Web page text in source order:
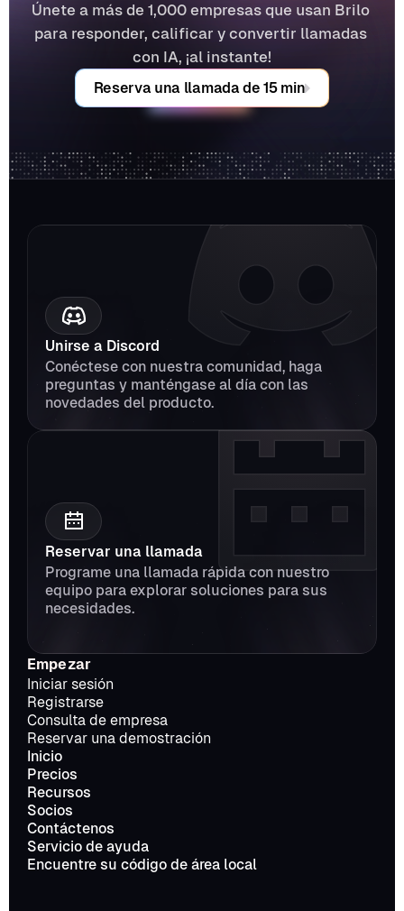
Únete a más de 1,000 empresas que usan Brilo
para responder, calificar y convertir llamadas
con IA, ¡al instante!
Reserva una llamada de 15 min
Unirse a Discord
Conéctese con nuestra comunidad, haga
preguntas y manténgase al día con las
novedades del producto.
Reservar una llamada
Programe una llamada rápida con nuestro
equipo para explorar soluciones para sus
necesidades.
Empezar
Iniciar sesión
Registrarse
Consulta de empresa
Reservar una demostración
Inicio
Precios
Recursos
Socios
Contáctenos
Servicio de ayuda
Encuentre su código de área local